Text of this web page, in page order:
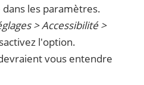
les paramètres.
> Accessibilité >
l'option.
vous entendre